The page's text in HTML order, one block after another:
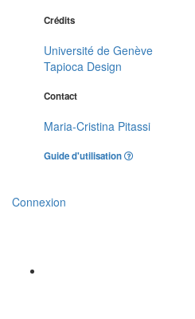
Crédits
Université de Genève
Tapioca Design
Contact
Maria-Cristina Pitassi
Guide d'utilisation
Connexion